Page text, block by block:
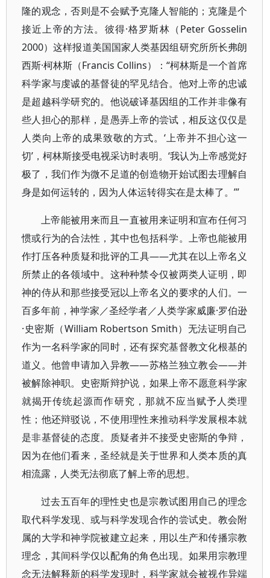
隆的观念，否则是不会赋予克隆人智能的；克隆是个
接近上帝的方法。彼得·格罗斯林（Peter Gosselin
2000）这样报道美国国家人类基因组研究所所长弗朗
西斯·柯林斯（Francis Collins）：“柯林斯是一个首席
科学家与虔诚的基督徒的罕见结合。他对上帝的忠诚
是超越科学研究的。他说破译基因组的工作并非像有
些人担心的那样，是愚弄上帝的尝试，相反这仅仅是
人类向上帝的成果致敬的方式。‘上帝并不担心这一
切’，柯林斯接受电视采访时表明。‘我认为上帝感觉好
极了，我们作为微不足道的创造物开始试图去理解自
身是如何运转的，因为人体运转得实在是太棒了。’”
上帝能被用来而且一直被用来证明和宣布任何习
惯或行为的合法性，其中也包括科学。上帝也能被用
作打压各种质疑和批评的工具——尤其在以上帝名义
所禁止的各领域中。这种种禁令仅被两类人证明，即
神的侍从和那些接受冠以上帝名义的要求的人们。一
百多年前，神学家／圣经学者／人类学家威廉·罗伯逊
·史密斯（William Robertson Smith）无法证明自己
作为一名科学家的同时，还有探究基督教文化根基的
道义。他曾申请加入异教——苏格兰独立教会——并
被解除神职。史密斯辩护说，如果上帝不愿意科学家
就揭开传统起源而作研究，那就不应当赋予人类理
性；他还辩驳说，不使用理性来推动科学发展根本就
是非基督徒的态度。质疑者并不接受史密斯的争辩，
因为在他们看来，圣经就是关于世界和人类本质的真
相流露，人类无法彻底了解上帝的思想。
过去五百年的理性史也是宗教试图用自己的理念
取代科学发现、或与科学发现合作的尝试史。教会附
属的大学和神学院被建立起来，用以生产和传播宗教
理念，其间科学仅以配角的角色出现。如果用宗教理
念无法解释新的科学发现时，科学家就会被视作异端